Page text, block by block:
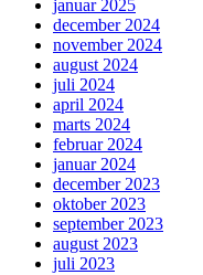
januar 2025
december 2024
november 2024
august 2024
juli 2024
april 2024
marts 2024
februar 2024
januar 2024
december 2023
oktober 2023
september 2023
august 2023
juli 2023